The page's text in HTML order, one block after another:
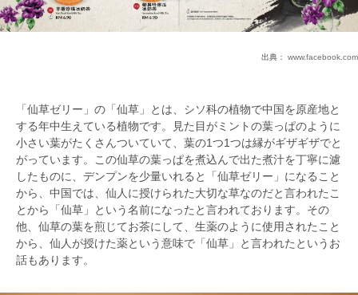
出典： www.facebook.com
「仙草ゼリー」の「仙草」とは、シソ科の植物で中国を原産地と
する年中生えている植物です。見た目がミントの葉っぱのように
小さい葉がたくさんついていて、葉の1つ1つは縁がギザギザでと
がっています。この仙草の葉っぱを煮込んで出た煮汁を丁寧に濾
したものに、デンプンを少量いれると「仙草ゼリー」になること
から、中国では、仙人に授けられた大切な草なのだと言われたこ
とから「仙草」という名前になったと言われております。その
他、仙草の葉を煎じてお茶にして、生薬のように使用されたこと
から、仙人が授けた薬という意味で「仙草」と言われたというお
話もあります。